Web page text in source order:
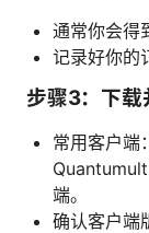
通常你会得
记录好你的
步骤3：下载
常用客户端
端。
确认客户端